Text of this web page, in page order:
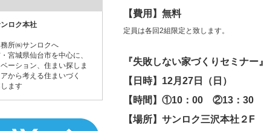
【費用】無料
定員は各回2組限定と致します。
『失敗しない家づくりセミナー』
【日時】12月27日（日）
【時間】①10：00 ②13：30
【場所】サンロク三沢本社２F
ロク本社
所㈱サンロクへ
宮城県仙台市を中心に、
ーション、住まい探しま
から考える住まいづく
ます